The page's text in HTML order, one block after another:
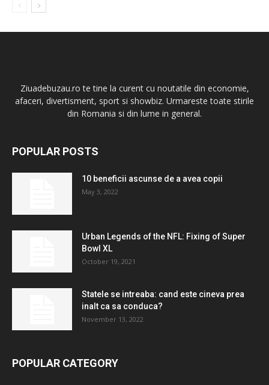
Ziuadebuzau.ro te tine la curent cu noutatile din economie,
afaceri, divertisment, sport si showbiz. Urmareste toate stirile
din Romania si din lume in general.
POPULAR POSTS
10 beneficii ascunse de a avea copii
May 3, 2022
Urban Legends of the NFL: Fixing of Super
Bowl XL
October 19, 2021
Statele se intreaba: cand este cineva prea
inalt ca sa conduca?
November 13, 2022
POPULAR CATEGORY